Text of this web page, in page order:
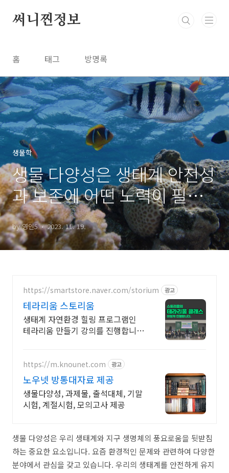
써니찐정보
홈 태그 방명록
생물학
생물 다양성은 생태계 안전성
과 보존에 어떤 노력이 필요
할까?
by 영인5 2023. 11. 19.
https://smartstore.naver.com/storium 광고
테라리움 스토리움
생태계 자연환경 힐링 프로그램인
테라리움 만들기 강의를 진행합니다
https://m.knounet.com 광고
노우넷 방통대자료 제공
생물다양성, 과제물, 출석대체, 기말
시험, 계절시험, 모의고사 제공
생물 다양성은 우리 생태계와 지구 생명체의 풍요로움을 뒷받침
하는 중요한 요소입니다. 요즘 환경적인 문제와 관련하여 다양한
분야에서 관심을 갖고 있습니다. 우리의 생태계를 안전하게 유지